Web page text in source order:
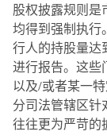
股权披露规则是
均得到强制执行
行人的持股量达
进行报告。这些
以及/或者某一
分司法管辖区
往往更为严苛的